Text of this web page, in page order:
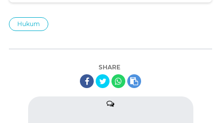
Hukum
SHARE